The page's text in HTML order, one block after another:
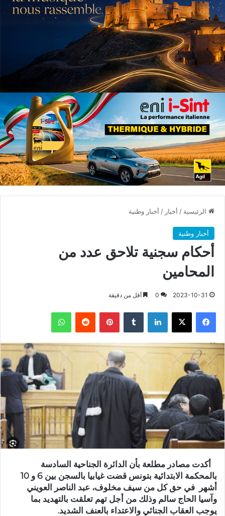
الرئيسية / أخبار / أخبار وطنية
أخبار وطنية
أحكام سجنية تلاحق عدد من
المحامين
2023-10-31
0 أقل من دقيقة
فيسبوك X لينكدإن بينتيريست واتساب
أكدت مصادر مطلعة بأن الدائرة الجناحية السادسة
بالمحكمة الابتدائية بتونس قضت غيابيا بالسجن بين 6 و 10
أشهر في حق كل من سيف مخلوف، عبد الناصر العويني
وآسيا الحاج سالم وذلك من أجل تهم تعلقت بالتهديد بما
يوجب العقاب الجنائي والاعتداء بالعنف الشديد.